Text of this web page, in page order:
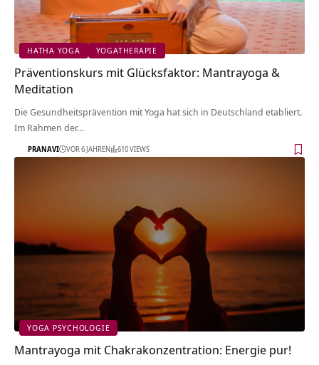
HATHA YOGA YOGATHERAPIE
Präventionskurs mit Glücksfaktor: Mantrayoga &
Meditation
Die Gesundheitsprävention mit Yoga hat sich in Deutschland etabliert.
Im Rahmen der…
PRANAVI VOR 6 JAHREN 610 VIEWS
YOGA PSYCHOLOGIE
Mantrayoga mit Chakrakonzentration: Energie pur!